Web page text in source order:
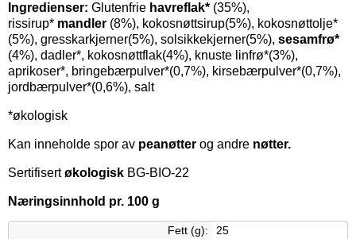
Ingredienser: Glutenfrie havreflak* (35%),
rissirup* mandler (8%), kokosnøttsirup(5%), kokosnøttolje*
(5%), gresskarkjerner(5%), solsikkekjerner(5%), sesamfrø*
(4%), dadler*, kokosnøttflak(4%), knuste linfrø*(3%),
aprikoser*, bringebærpulver*(0,7%), kirsebærpulver*(0,7%),
jordbærpulver*(0,6%), salt
*økologisk
Kan inneholde spor av peanøtter og andre nøtter.
Sertifisertøkologisk BG-BIO-22
Næringsinnhold pr. 100 g
Fett (g):
25